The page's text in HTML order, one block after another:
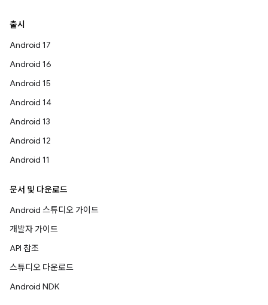
출시
Android 17
Android 16
Android 15
Android 14
Android 13
Android 12
Android 11
문서 및 다운로드
Android 스튜디오 가이드
개발자 가이드
API 참조
스튜디오 다운로드
Android NDK